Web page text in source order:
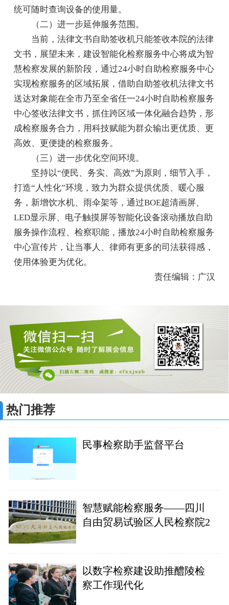
统可随时查询设备的使用量。
（二）进一步延伸服务范围。
当前，法律文书自助签收机只能签收本院的法律
文书，展望未来，建设智能化检察服务中心将成为智
慧检察发展的新阶段，通过24小时自助检察服务中心
实现检察服务的区域拓展，借助自助签收机法律文书
送达对象能在全市乃至全省任一24小时自助检察服务
中心签收法律文书，抓住跨区域一体化融合趋势，形
成检察服务合力，用科技赋能为群众输出更优质、更
高效、更便捷的检察服务。
（三）进一步优化空间环境。
坚持以“便民、务实、高效”为原则，细节入手，
打造“人性化”环境，致力为群众提供优质、暖心服
务，新增饮水机、雨伞架等，通过BOE超清画屏、
LED显示屏、电子触摸屏等智能化设备滚动播放自助
服务操作流程、检察职能，播放24小时自助检察服务
中心宣传片，让当事人、律师有更多的司法获得感，
使用体验更为优化。
责任编辑：广汉
热门推荐
民事检察助手监督平台
智慧赋能检察服务——四川
自由贸易试验区人民检察院2
以数字检察建设助推醴陵检
察工作现代化